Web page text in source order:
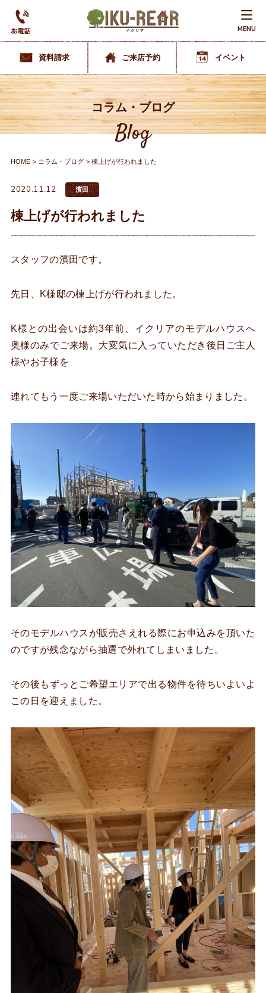
MENU
資料請求 ご来店予約 イベント
コラム・ブログ
Blog
HOME コラム・ブログ 棟上げが行われました
2020.11.12 濱田
棟上げが行われました
スタッフの濱田です。
先日、K様邸の棟上げが行われました。
K様との出会いは約3年前、イクリアのモデルハウスへ
奥様のみでご来場。大変気に入っていただき後日ご主人
様やお子様を
連れてもう一度ご来場いただいた時から始まりました。
そのモデルハウスが販売さえれる際にお申込みを頂いた
のですが残念ながら抽選で外れてしまいました。
その後もずっとご希望エリアで出る物件を待ちいよいよ
この日を迎えました。